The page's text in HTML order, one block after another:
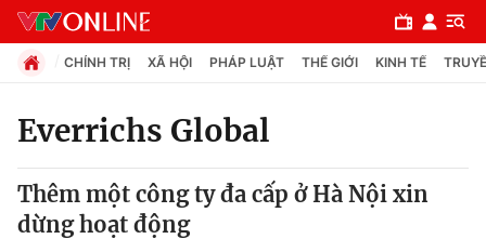
Chuyên mục
Chính trị
CHÍNH TRỊ XÃ HỘI PHÁP LUẬT THẾ GIỚI KINH TẾ
Everrichs Global
Thêm một công ty đa cấp ở Hà Nội xin
dừng hoạt động